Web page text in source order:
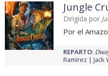
Jungle
Dirigida por
Por el
REPARTO:
Ramírez
Jack